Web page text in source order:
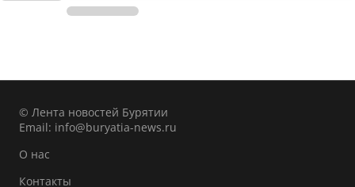
© Лента новостей Бурятии
Email: info@buryatia-news.ru
О нас
Контакты